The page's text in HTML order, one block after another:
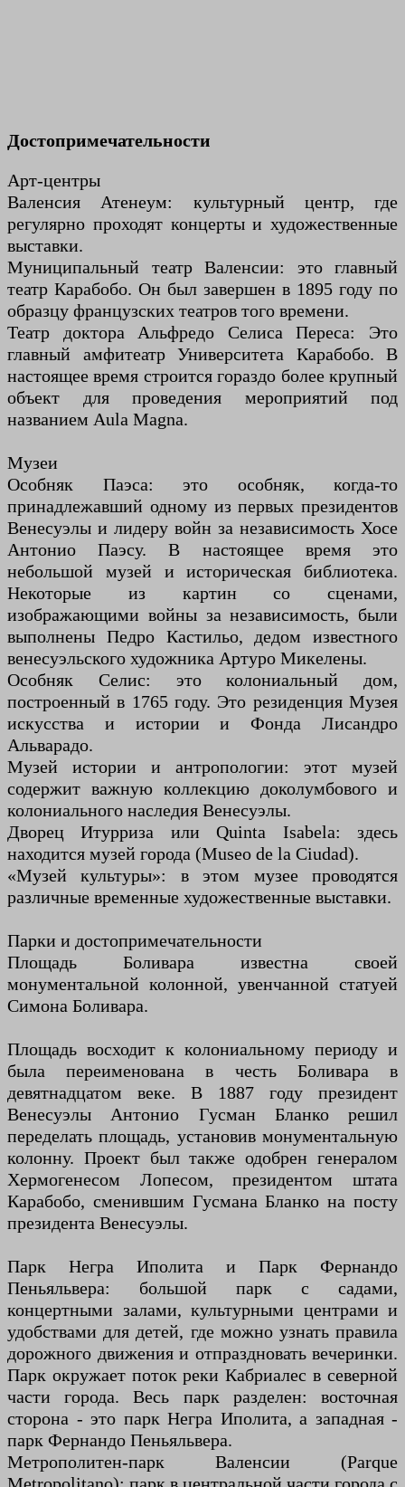
Достопримечательности
Арт-центры
Валенсия Атенеум: культурный центр, где
регулярно проходят концерты и художественные
выставки.
Муниципальный театр Валенсии: это главный
театр Карабобо. Он был завершен в 1895 году по
образцу французских театров того времени.
Театр доктора Альфредо Селиса Переса: Это
главный амфитеатр Университета Карабобо. В
настоящее время строится гораздо более крупный
объект для проведения мероприятий под
названием Aula Magna.
Музеи
Особняк Паэса: это особняк, когда-то
принадлежавший одному из первых президентов
Венесуэлы и лидеру войн за независимость Хосе
Антонио Паэсу. В настоящее время это
небольшой музей и историческая библиотека.
Некоторые из картин со сценами,
изображающими войны за независимость, были
выполнены Педро Кастильо, дедом известного
венесуэльского художника Артуро Микелены.
Особняк Селис: это колониальный дом,
построенный в 1765 году. Это резиденция Музея
искусства и истории и Фонда Лисандро
Альварадо.
Музей истории и антропологии: этот музей
содержит важную коллекцию доколумбового и
колониального наследия Венесуэлы.
Дворец Итурриза или Quinta Isabela: здесь
находится музей города (Museo de la Ciudad).
«Музей культуры»: в этом музее проводятся
различные временные художественные выставки.
Парки и достопримечательности
Площадь Боливара известна своей
монументальной колонной, увенчанной статуей
Симона Боливара.
Площадь восходит к колониальному периоду и
была переименована в честь Боливара в
девятнадцатом веке. В 1887 году президент
Венесуэлы Антонио Гусман Бланко решил
переделать площадь, установив монументальную
колонну. Проект был также одобрен генералом
Хермогенесом Лопесом, президентом штата
Карабобо, сменившим Гусмана Бланко на посту
президента Венесуэлы.
Парк Негра Иполита и Парк Фернандо
Пеньяльвера: большой парк с садами,
концертными залами, культурными центрами и
удобствами для детей, где можно узнать правила
дорожного движения и отпраздновать вечеринки.
Парк окружает поток реки Кабриалес в северной
части города. Весь парк разделен: восточная
сторона - это парк Негра Иполита, а западная -
парк Фернандо Пеньяльвера.
Метрополитен-парк Валенсии (Parque